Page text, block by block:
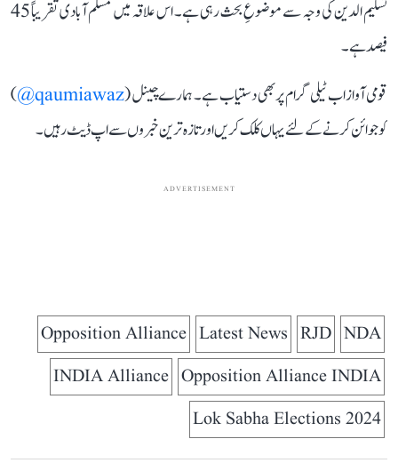
تسلیم الدین کی وجہ سے موضوعِ بحث رہی ہے۔ اس علاقہ میں مسلم آبادی تقریباً 45
فیصد ہے۔
قومی آواز اب ٹیلی گرام پر بھی دستیاب ہے۔ ہمارے چینل (qaumiawaz@
)
کو جوائن کرنے کے لئے یہاں کلک کریں اور تازہ ترین خبروں سے اپ ڈیٹ رہیں۔
ADVERTISEMENT
NDA
RJD
Latest News
Opposition Alliance
Opposition Alliance INDIA
INDIA Alliance
Lok Sabha Elections 2024